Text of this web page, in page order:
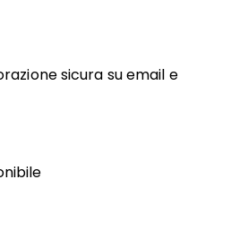
sicura su email e